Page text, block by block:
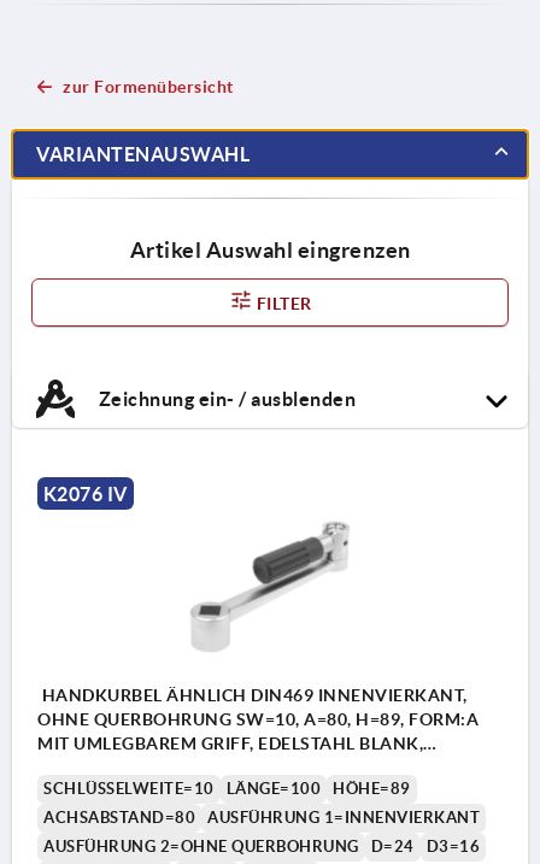
zur Formenübersicht
VARIANTENAUSWAHL
Artikel Auswahl eingrenzen
FILTER
Zeichnung ein- / ausblenden
K2076 IV
HANDKURBEL ÄHNLICH DIN469 INNENVIERKANT,
OHNE QUERBOHRUNG SW=10, A=80, H=89, FORM:A
MIT UMLEGBAREM GRIFF, EDELSTAHL BLANK,
SCHLÜSSELWEITE=10 LÄNGE=100
HÖHE=89
ACHSABSTAND=80
AUSFÜHRUNG 1=INNENVIERKANT
AUSFÜHRUNG 2=OHNE QUERBOHRUNG
D=24
D3=16